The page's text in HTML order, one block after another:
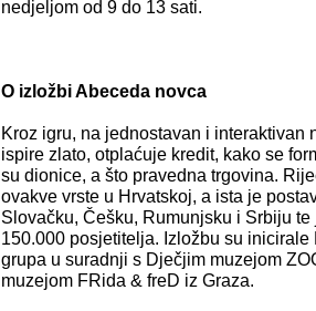
nedjeljom od 9 do 13 sati.
O izložbi Abeceda novca
Kroz igru, na jednostavan i interaktivan
ispire zlato, otplaćuje kredit, kako se
su dionice, a što pravedna trgovina.
ovakve vrste u Hrvatskoj, a ista je
Slovačku, Češku, Rumunjsku i Srbiju
150.000 posjetitelja. Izložbu su inicirale
grupa u suradnji s Dječjim muzejom
muzejom FRida & freD iz Graza.